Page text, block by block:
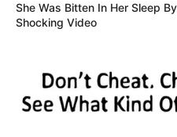
She Was Bitten In Her Sleep
Shocking Video